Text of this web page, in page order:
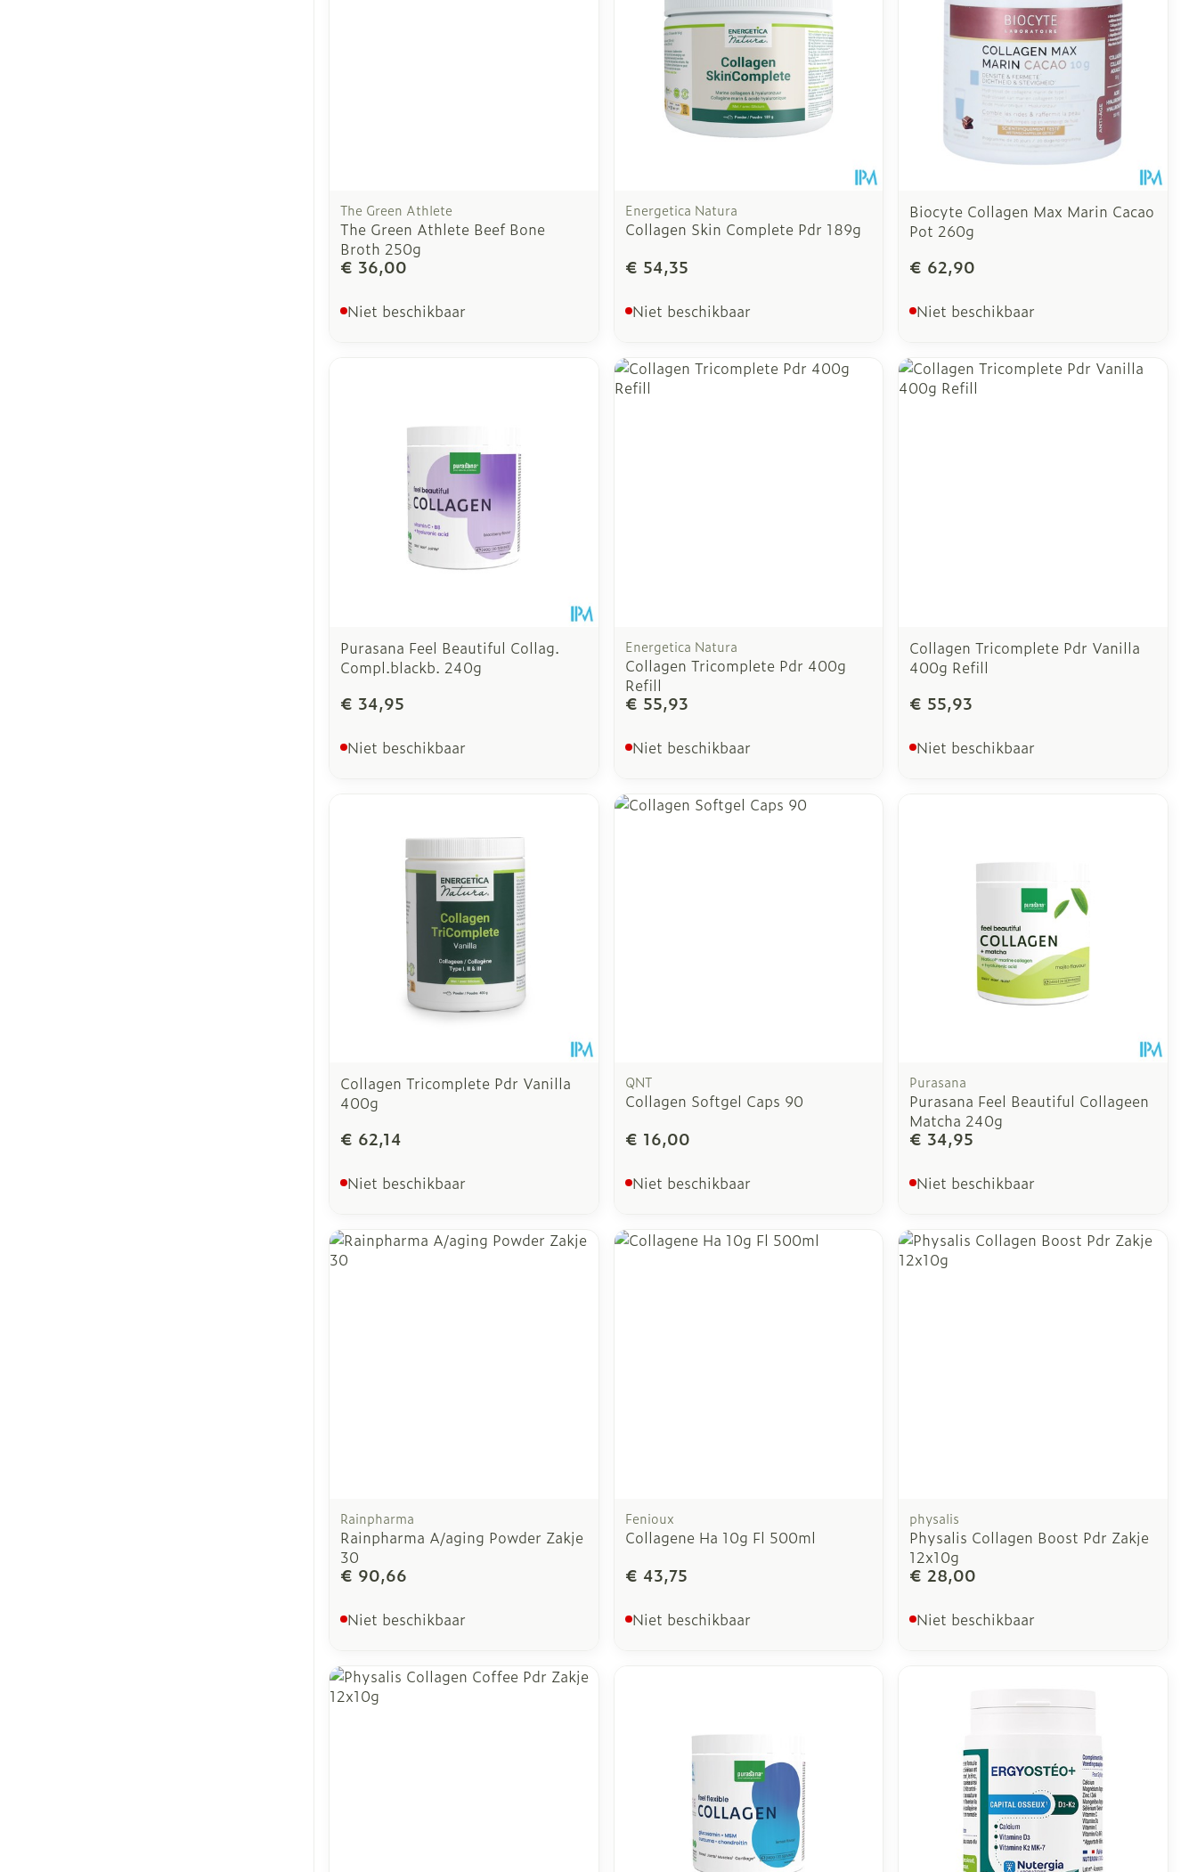
The Green Athlete
The Green Athlete Beef Bone
Broth 250g
€ 36,00
Niet beschikbaar
Energetica Natura
Collagen Skin Complete Pdr 189g
€ 54,35
Niet beschikbaar
Biocyte Collagen Max Marin Cacao
Pot 260g
€ 62,90
Niet beschikbaar
Purasana Feel Beautiful Collag.
Compl.blackb. 240g
€ 34,95
Niet beschikbaar
Energetica Natura
Collagen Tricomplete Pdr 400g
Refill
€ 55,93
Niet beschikbaar
Collagen Tricomplete Pdr Vanilla
400g Refill
€ 55,93
Niet beschikbaar
Collagen Tricomplete Pdr Vanilla
400g
€ 62,14
Niet beschikbaar
QNT
Collagen Softgel Caps 90
€ 16,00
Niet beschikbaar
Purasana
Purasana Feel Beautiful Collageen
Matcha 240g
€ 34,95
Niet beschikbaar
Rainpharma
Rainpharma A/aging Powder Zakje
30
€ 90,66
Niet beschikbaar
Fenioux
Collagene Ha 10g Fl 500ml
€ 43,75
Niet beschikbaar
physalis
Physalis Collagen Boost Pdr Zakje
12x10g
€ 28,00
Niet beschikbaar